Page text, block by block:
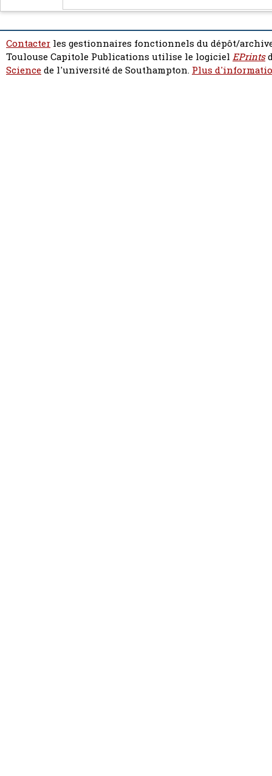
Contacter les gestionnaires fonctionnels du dépôt/
Toulouse Capitole Publications utilise le logiciel EPrints
Sciencede l'université de Southampton. Plus